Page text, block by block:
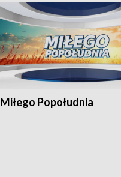
Miłego Popołudnia